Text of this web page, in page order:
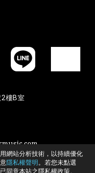
樓B室
網站分析技術，以持續優化
隱私權聲明。若您未點選
同意本站之隱私權政策。